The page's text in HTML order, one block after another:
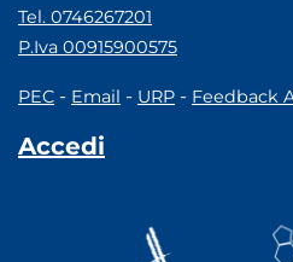
Tel. 0746267201
P.Iva 00915900575
PEC - Email - URP - Feedback
Accedi